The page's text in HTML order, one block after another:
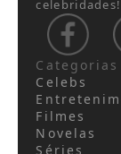
celebridades!
Categorias
Celebs
Filmes
Novelas
Séries